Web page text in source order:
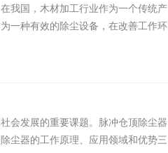
我国，木材加工行业作为一个传统产
一种有效的除尘设备，在改善工作环
会发展的重要课题。脉冲仓顶除尘器
尘器的工作原理、应用领域和优势三